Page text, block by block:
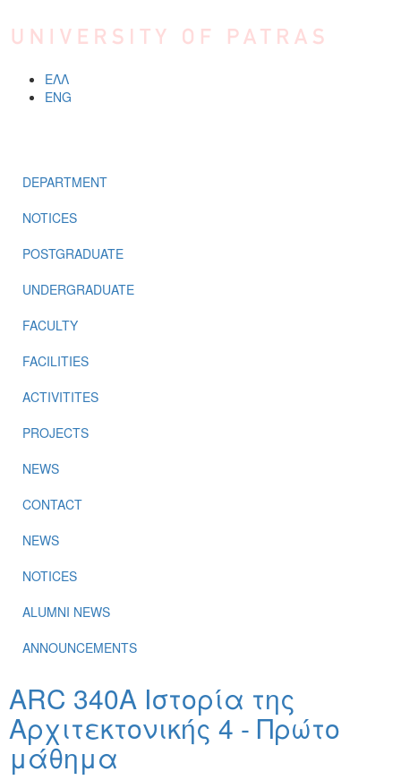
ΕΛΛ
ENG
DEPARTMENT
NOTICES
POSTGRADUATE
UNDERGRADUATE
FACULTY
FACILITIES
ACTIVITITES
PROJECTS
NEWS
CONTACT
NEWS
NOTICES
ALUMNI NEWS
ANNOUNCEMENTS
ARC 340Α Ιστορία της
Αρχιτεκτονικής 4 - Πρώτο
μάθημα